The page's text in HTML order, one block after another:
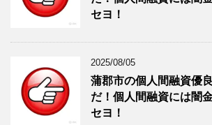
セヨ！
2025/08/05
蒲郡市の個人間融資優
だ！個人間融資には闇
セヨ！